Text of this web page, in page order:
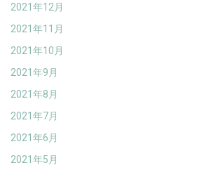
2021年12月
2021年11月
2021年10月
2021年9月
2021年8月
2021年7月
2021年6月
2021年5月